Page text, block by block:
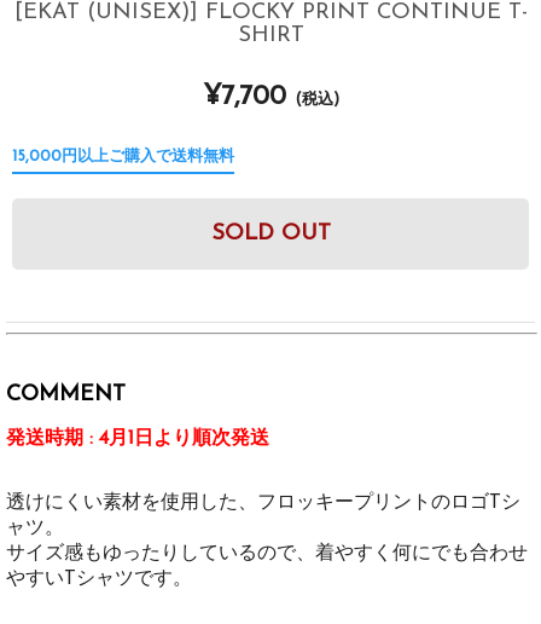
[EKAT (UNISEX)] FLOCKY PRINT CONTINUE T-
SHIRT
¥7,700 (税込)
15,000円以上ご購入で送料無料
SOLD OUT
COMMENT
発送時期 : 4月1日より順次発送
透けにくい素材を使用した、フロッキープリントのロゴTシ
ャツ。
サイズ感もゆったりしているので、着やすく何にでも合わせ
やすいTシャツです。